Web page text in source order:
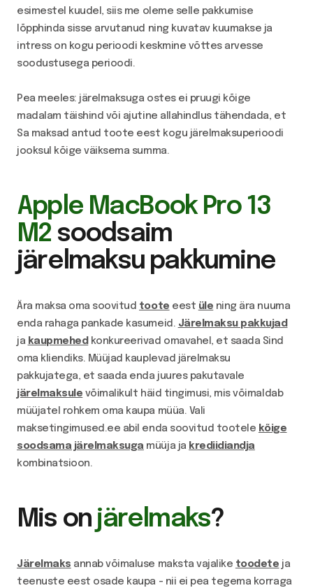
esimestel kuudel, siis me oleme selle pakkumise
lõpphinda sisse arvutanud ning kuvatav kuumakse ja
intress on kogu perioodi keskmine võttes arvesse
soodustusega perioodi.
Pea meeles: järelmaksuga ostes ei pruugi kõige
madalam täishind või ajutine allahindlus tähendada, et
Sa maksad antud toote eest kogu järelmaksuperioodi
jooksul kõige väiksema summa.
Apple MacBook Pro 13
M2 soodsaim
järelmaksu pakkumine
Ära maksa oma soovitud toote eest üle ning ära nuuma
enda rahaga pankade kasumeid. Järelmaksu pakkujad
ja kaupmehed konkureerivad omavahel, et saada Sind
oma kliendiks. Müüjad kauplevad järelmaksu
pakkujatega, et saada enda juures pakutavale
järelmaksule võimalikult häid tingimusi, mis võimaldab
müüjatel rohkem oma kaupa müüa. Vali
maksetingimused.ee abil enda soovitud tootele kõige
soodsama järelmaksugamüüja ja krediidiandja
kombinatsioon.
Mis on järelmaks?
Järelmaks annab võimaluse maksta vajalike toodete ja
teenuste eest osade kaupa - nii ei pea tegema korraga